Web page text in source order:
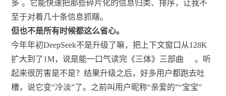
多 。它能快速把那些碎片化的信息归类、排序，让我不
至于对着几十条信息抓瞎。
但也不是所有时候都这么省心。
今年年初DeepSeek不是升级了嘛，把上下文窗口从128K
扩大到了1M，说是能一口气读完《三体》三部曲
。听
起来很厉害是不是？结果升级之后，好多用户都跑去吐
槽，说它变“冷淡”了。之前叫用户昵称“亲爱的”“宝宝”